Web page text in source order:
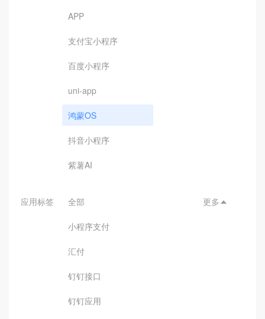
APP
支付宝小程序
百度小程序
uni-app
鸿蒙OS
抖音小程序
紫薯AI
应用标签 全部
小程序支付
汇付
钉钉接口
钉钉应用
更多 